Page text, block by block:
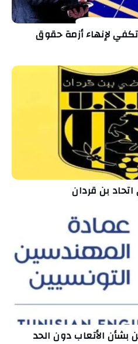
تكفي لإنهاء أزمة حقوق
الأتعاب دون الحد